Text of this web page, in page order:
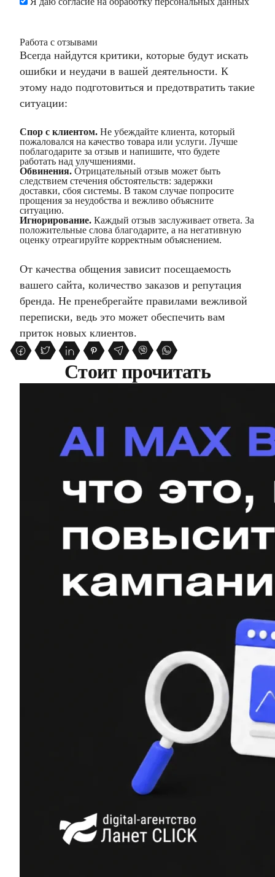
Работа с отзывами
Всегда найдутся критики, которые будут искать
ошибки и неудачи в вашей деятельности. К
этому надо подготовиться и предотвратить такие
ситуации:
Спор с клиентом. Не убеждайте клиента, который
пожаловался на качество товара или услуги. Лучше
поблагодарите за отзыв и напишите, что будете
работать над улучшениями.
Обвинения. Отрицательный отзыв может быть
следствием стечения обстоятельств: задержки
доставки, сбоя системы. В таком случае попросите
прощения за неудобства и вежливо объясните
ситуацию.
Игнорирование. Каждый отзыв заслуживает ответа. За
положительные слова благодарите, а на негативную
оценку отреагируйте корректным объяснением.
От качества общения зависит посещаемость
вашего сайта, количество заказов и репутация
бренда. Не пренебрегайте правилами вежливой
переписки, ведь это может обеспечить вам
приток новых клиентов.
Стоит прочитать